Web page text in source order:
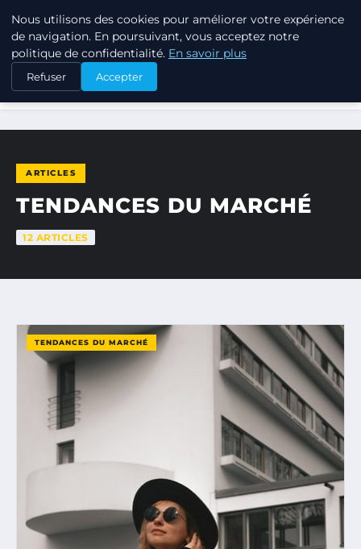
TUEZ-LES TOUS
ACCUEIL TENDANCES DU MARCHÉ
ARTICLES
TENDANCES DU MARCHÉ
12 ARTICLES
TENDANCES DU MARCHÉ
Nous utilisons des cookies pour améliorer votre expérience
de navigation. En poursuivant, vous acceptez notre
politique de confidentialité. En savoir plus
Refuser Accepter